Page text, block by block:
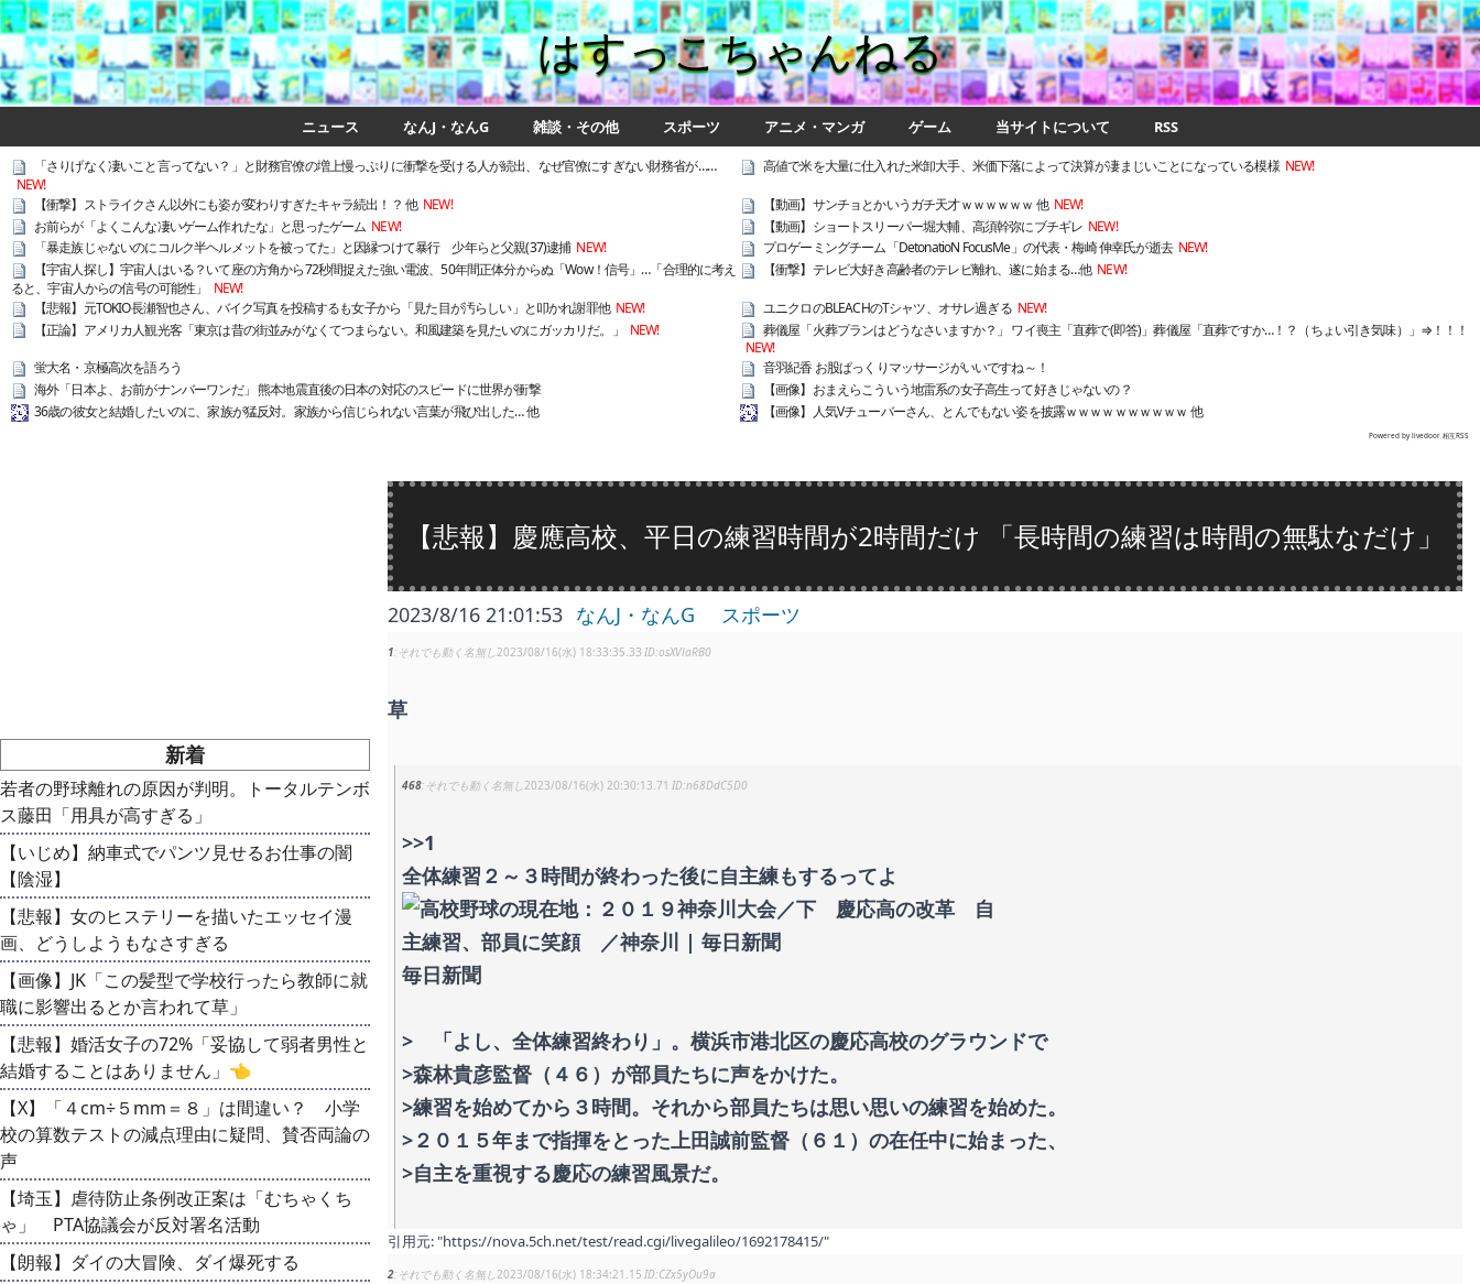
はすっこちゃんねる
ニュース なんJ・なんG 雑談・その他 スポーツ アニメ・マンガ ゲーム 当サイトについて RSS
「さりげなく凄いこと言ってない？」と財務官僚の増上慢っぷりに衝撃を受ける人が続出、なぜ官僚にすぎない財務省が……
NEW!
高値で米を大量に仕入れた米卸大手、米価下落によって決算が凄まじいことになっている模様 NEW!
【衝撃】ストライクさん以外にも姿が変わりすぎたキャラ続出！？ 他 NEW! 【動画】サンチョとかいうガチ天才ｗｗｗｗｗｗ 他 NEW!
お前らが「よくこんな凄いゲーム作れたな」と思ったゲーム NEW! 【動画】ショートスリーパー堀大輔、高須幹弥にブチギレ NEW!
「暴走族じゃないのにコルク半ヘルメットを被ってた」と因縁つけて暴行 少年らと父親(37)逮捕 NEW! プロゲーミングチーム「DetonatioN FocusMe」の代表・梅崎 伸幸氏が逝去 NEW!
【宇宙人探し】宇宙人はいる？いて座の方角から72秒間捉えた強い電波、50年間正体分からぬ「Wow！信号」…「合理的に考え
ると、宇宙人からの信号の可能性」
NEW!
【衝撃】テレビ大好き高齢者のテレビ離れ、遂に始まる…他 NEW!
【悲報】元TOKIO長瀬智也さん、バイク写真を投稿するも女子から「見た目が汚らしい」と叩かれ謝罪他 NEW! ユニクロのBLEACHのTシャツ、オサレ過ぎる NEW!
【正論】アメリカ人観光客「東京は昔の街並みがなくてつまらない。和風建築を見たいのにガッカリだ。」
NEW!
葬儀屋「火葬プランはどうなさいますか？」 ワイ喪主「直葬で(即答)」葬儀屋「直葬ですか…！？（ちょい引き気味）」⇒！！！
NEW!
蛍大名・京極高次を語ろう
音羽紀香 お股ぱっくりマッサージがいいですね～！
海外「日本よ、お前がナンバーワンだ」 熊本地震直後の日本の対応のスピードに世界が衝撃
【画像】おまえらこういう地雷系の女子高生って好きじゃないの？
36歳の彼女と結婚したいのに、家族が猛反対。家族から信じられない言葉が飛び出した… 他
【画像】人気Vチューバーさん、とんでもない姿を披露ｗｗｗｗｗｗｗｗｗｗ 他
Powered by livedoor 相互RSS
【悲報】慶應高校、平日の練習時間が2時間だけ 「長時間の練習は時間の無駄なだけ」
2023/8/16 21:01:53 なんJ・なんG スポーツ
1 それでも動く名無し2023/08/16(水) 18:33:35.33 osXVlaRB0
草
468 それでも動く名無し2023/08/16(水) 20:30:13.71 n68DdC5D0
>>1
全体練習２～３時間が終わった後に自主練もするってよ
毎日新聞
> 「よし、全体練習終わり」。横浜市港北区の慶応高校のグラウンドで
>森林貴彦監督（４６）が部員たちに声をかけた。
>練習を始めてから３時間。それから部員たちは思い思いの練習を始めた。
>２０１５年まで指揮をとった上田誠前監督（６１）の在任中に始まった、
>自主を重視する慶応の練習風景だ。
引用元: "https://nova.5ch.net/test/read.cgi/livegalileo/1692178415/"
2 それでも動く名無し2023/08/16(水) 18:34:21.15 CZx5yOu9a
新着
若者の野球離れの原因が判明。トータルテンボ
ス藤田「用具が高すぎる」
【いじめ】納車式でパンツ見せるお仕事の闇
【陰湿】
【悲報】女のヒステリーを描いたエッセイ漫
画、どうしようもなさすぎる
【画像】JK「この髪型で学校行ったら教師に就
職に影響出るとか言われて草」
【悲報】婚活女子の72%「妥協して弱者男性と
結婚することはありません」👈
【X】「４cm÷５mm＝８」は間違い？ 小学
校の算数テストの減点理由に疑問、賛否両論の
声
【埼玉】虐待防止条例改正案は「むちゃくち
ゃ」 PTA協議会が反対署名活動
【朗報】ダイの大冒険、ダイ爆死する